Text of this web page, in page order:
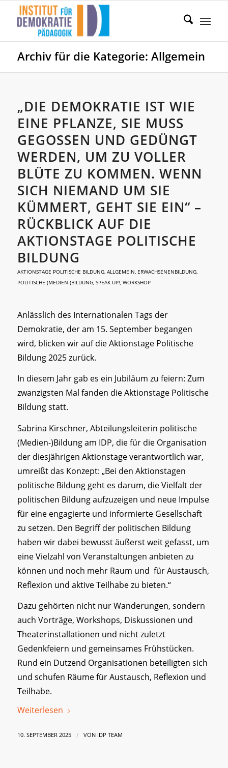
Archiv für die Kategorie: Allgemein
„DIE DEMOKRATIE IST WIE
EINE PFLANZE, SIE MUSS
GEGOSSEN UND GEDÜNGT
WERDEN, UM ZU VOLLER
BLÜTE ZU KOMMEN. WENN
SICH NIEMAND UM SIE
KÜMMERT, GEHT SIE EIN“ –
RÜCKBLICK AUF DIE
AKTIONSTAGE POLITISCHE
BILDUNG
AKTIONSTAGE POLITISCHE BILDUNG, ALLGEMEIN, ERWACHSENENBILDUNG,
POLITISCHE (MEDIEN-)BILDUNG, SPEAK UP!, WORKSHOP
Anlässlich des Internationalen Tags der
Demokratie, der am 15. September begangen
wird, blicken wir auf die Aktionstage Politische
Bildung 2025 zurück.
In diesem Jahr gab es ein Jubiläum zu feiern: Zum
zwanzigsten Mal fanden die Aktionstage Politische
Bildung statt.
Sabrina Kirschner, Abteilungsleiterin politische
(Medien-)Bildung am IDP, die für die Organisation
der diesjährigen Aktionstage verantwortlich war,
umreißt das Konzept: „Bei den Aktionstagen
politische Bildung geht es darum, die Vielfalt der
politischen Bildung aufzuzeigen und neue Impulse
für eine engagierte und informierte Gesellschaft
zu setzen. Den Begriff der politischen Bildung
haben wir dabei bewusst äußerst weit gefasst, um
eine Vielzahl von Veranstaltungen anbieten zu
können und noch mehr Raum und für Austausch,
Reflexion und aktive Teilhabe zu bieten.“
Dazu gehörten nicht nur Wanderungen, sondern
auch Vorträge, Workshops, Diskussionen und
Theaterinstallationen und nicht zuletzt
Gedenkfeiern und gemeinsames Frühstücken.
Rund ein Dutzend Organisationen beteiligten sich
und schufen Räume für Austausch, Reflexion und
Teilhabe.
Weiterlesen
10. SEPTEMBER 2025 / VON IDP TEAM